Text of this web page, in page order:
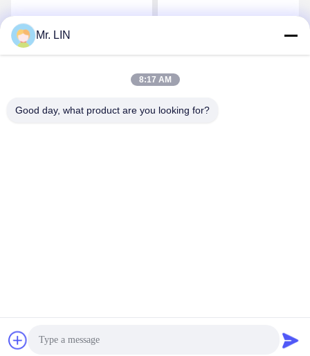
सर्वोत्तम मूल्य प्राप्त करें
hotmelt-films.com . सर्वाधिकार सुरक्षित।
Mr. LIN
8:17 AM
Good day, what product are you looking for?